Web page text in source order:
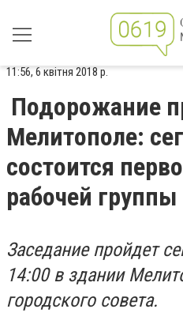
11:56, 6 квітня 2018 р.
Подорожание
Мелитополе:
состоится
рабочей группы
Заседание пройдет
14:00 в здании
городского совета.